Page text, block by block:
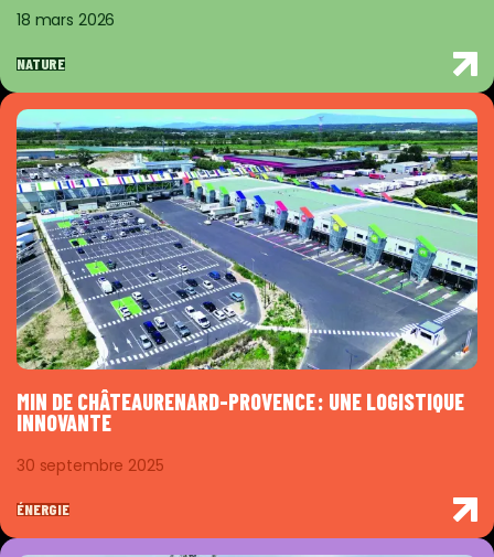
18 mars 2026
NATURE
MIN DE CHÂTEAURENARD-PROVENCE : UNE LOGISTIQUE
INNOVANTE
30 septembre 2025
ÉNERGIE